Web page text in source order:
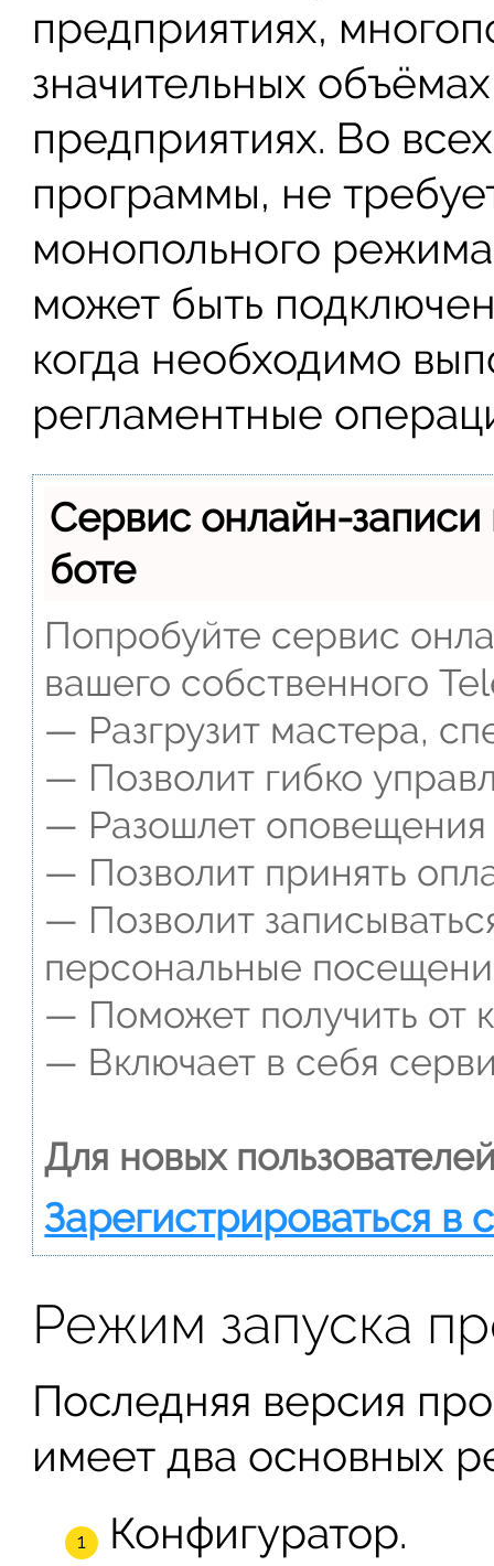
предприятиях,
значительных
предприятиях. Во
программы, не
монопольного
может быть
когда необходимо
регламентные
Сервис онлайн-
боте
Попробуйте сервис
вашего собственного
— Разгрузит мастера,
— Позволит гибко
— Разошлет оповещения
— Позволит принять
— Позволит
персональные
— Поможет получить от
— Включает в себя
Для новых
Зарегистрироваться в
Режим запуска
Последняя версия
имеет два основных
Конфигуратор.